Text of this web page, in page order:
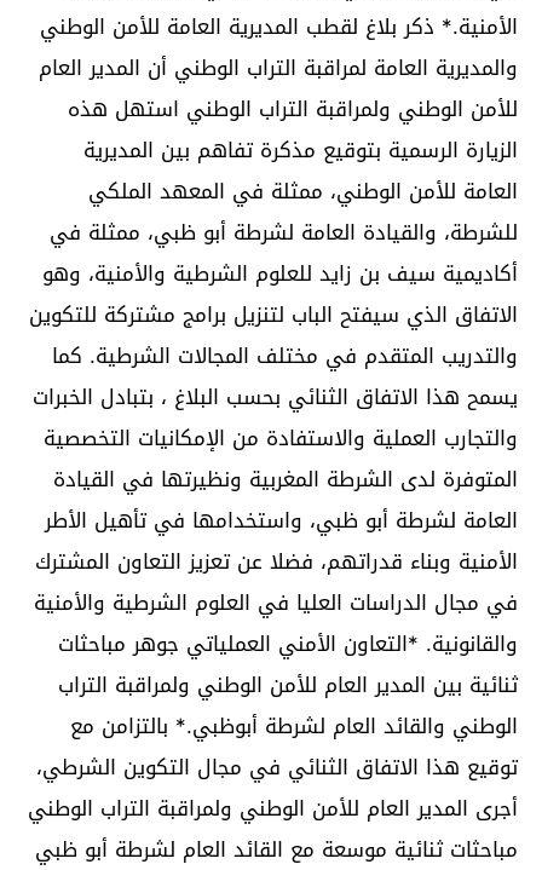
الأمنية.* ذكر بلاغ لقطب المديرية العامة للأمن الوطني
والمديرية العامة لمراقبة التراب الوطني أن المدير العام
للأمن الوطني ولمراقبة التراب الوطني استهل هذه
الزيارة الرسمية بتوقيع مذكرة تفاهم بين المديرية
العامة للأمن الوطني، ممثلة في المعهد الملكي
للشرطة، والقيادة العامة لشرطة أبو ظبي، ممثلة في
أكاديمية سيف بن زايد للعلوم الشرطية والأمنية، وهو
الاتفاق الذي سيفتح الباب لتنزيل برامج مشتركة للتكوين
والتدريب المتقدم في مختلف المجالات الشرطية. كما
يسمح هذا الاتفاق الثنائي بحسب البلاغ ، بتبادل الخبرات
والتجارب العملية والاستفادة من الإمكانيات التخصصية
المتوفرة لدى الشرطة المغربية ونظيرتها في القيادة
العامة لشرطة أبو ظبي، واستخدامها في تأهيل الأطر
الأمنية وبناء قدراتهم، فضلا عن تعزيز التعاون المشترك
في مجال الدراسات العليا في العلوم الشرطية والأمنية
والقانونية. ⁠*التعاون الأمني العملياتي جوهر مباحثات
ثنائية بين المدير العام للأمن الوطني ولمراقبة التراب
الوطني والقائد العام لشرطة أبوظبي.* بالتزامن مع
توقيع هذا الاتفاق الثنائي في مجال التكوين الشرطي،
أجرى المدير العام للأمن الوطني ولمراقبة التراب الوطني
مباحثات ثنائية موسعة مع القائد العام لشرطة أبو ظبي